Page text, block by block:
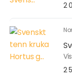
2
2